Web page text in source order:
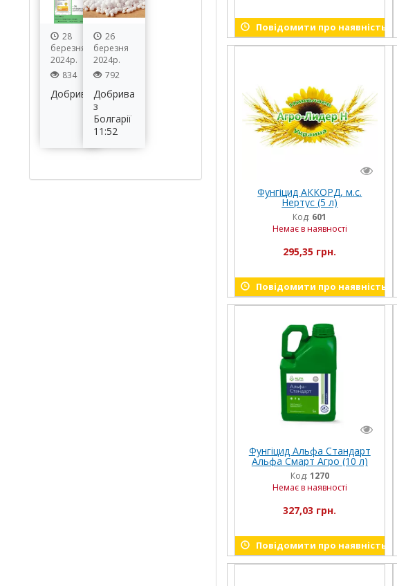
Повідомити про наявність
Фунгіцид АККОРД, м.с.
Нертус (5 л)
Код: 601
Немає в наявності
295,35 грн.
Повідомити про наявність
Фунгіцид Альфа Стандарт
Альфа Смарт Агро (10 л)
Код: 1270
Немає в наявності
327,03 грн.
Повідомити про наявність
28
березня
2024р.
834
Добрива
26
березня
2024р.
792
Добрива
з
Болгарії
11:52